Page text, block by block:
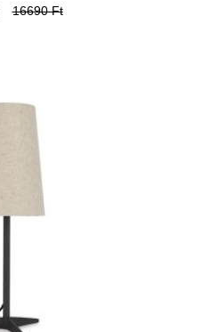
16690 Ft